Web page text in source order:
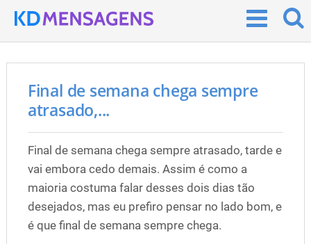
Final de semana chega sempre
atrasado,...
Final de semana chega sempre atrasado, tarde e
vai embora cedo demais. Assim é como a
maioria costuma falar desses dois dias tão
desejados, mas eu prefiro pensar no lado bom, e
é que final de semana sempre chega.